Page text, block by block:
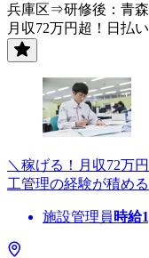
兵庫区⇒研修後：青
月収72万円超！日払
＼稼げる！月収72万
工管理の経験が積め
施設管理員 時給